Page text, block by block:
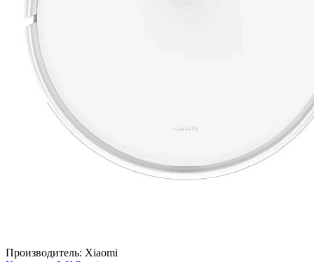
Производитель: Xiaomi